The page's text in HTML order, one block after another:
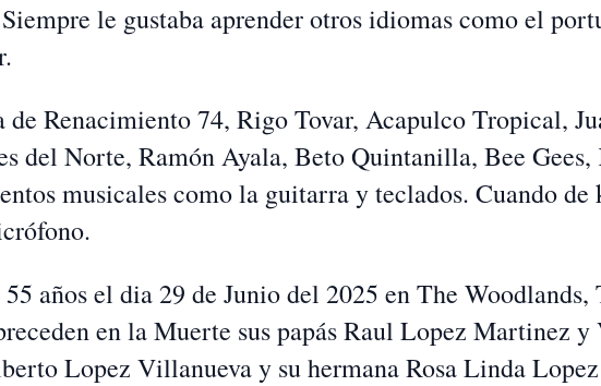
le gustaba aprender otros idiomas como el
de Renacimiento 74, Rigo Tovar, Acapulco Tropical,
del Norte, Ramón Ayala, Beto Quintanilla, Bee Gees,
musicales como la guitarra y teclados. Cuando de
años el dia 29 de Junio del 2025 en The Woodlands,
en la Muerte sus papás Raul Lopez Martinez
Lopez Villanueva y su hermana Rosa Linda